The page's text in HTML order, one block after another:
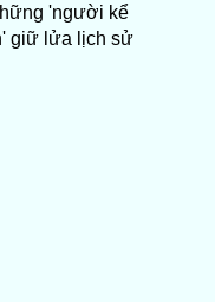
'người kể
giữ lửa lịch sử